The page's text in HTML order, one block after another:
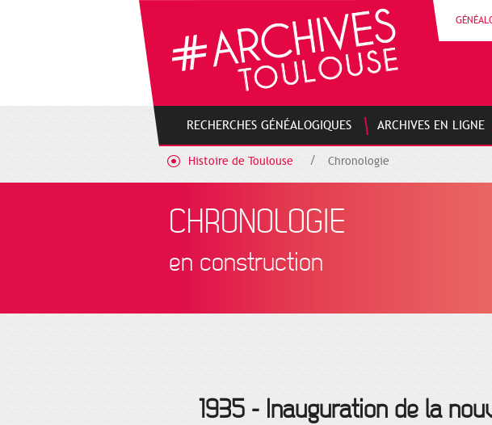
RECHERCHES GÉNÉALOGIQUES ARCHIVES EN LIGNE
Histoire de Toulouse Chronologie
CHRONOLOGIE
en construction
1935 - Inauguration de la
Cookies management panel